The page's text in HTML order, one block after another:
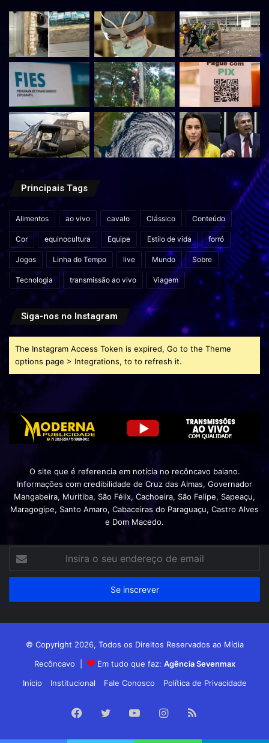
Principais Tags
Alimentos ao vivo cavalo Clássico Conteúdo
Cor equinocultura Equipe Estilo de vida forró
Jogos Linha do Tempo live Mundo Sobre
Tecnologia transmissão ao vivo Viagem
Siga-nos no Instagram
The Instagram Access Token is expired, Go to the Theme
options page > Integrations, to to refresh it.
O site que é referencia em notícia no recôncavo baiano.
Informações com credibilidade de Cruz das Almas, Governador
Mangabeira, Muritiba, São Félix, Cachoeira, São Felipe, Sapeaçu,
Maragogipe, Santo Amaro, Cabaceiras do Paraguaçu, Castro Alves
e Dom Macedo.
seu
de
© Copyright 2026, Todos os Direitos Reservados ao Mídia
Recôncavo |
Em tudo que faz: Agência Sevenmax
Início
Institucional Fale Conosco Política de Privacidade
Facebook
TwitterYouTubeInstagram
RSS